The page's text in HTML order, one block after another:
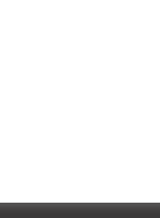
Thunder &